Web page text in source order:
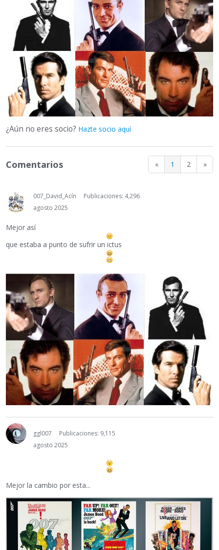
¿Aún no eres socio? Hazte socio aquí
« 1 2 »
Comentarios
007_David_Acín
Publicaciones: 4,296
agosto 2025
Mejor así
que estaba a punto de sufrir un ictus
ggl007
Publicaciones: 9,115
agosto 2025
Mejor la cambio por esta...